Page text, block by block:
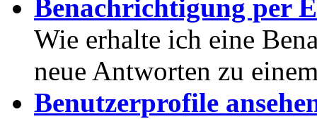
Benachrichtigung per
Wie erhalte ich eine
neue Antworten zu
Benutzerprofile